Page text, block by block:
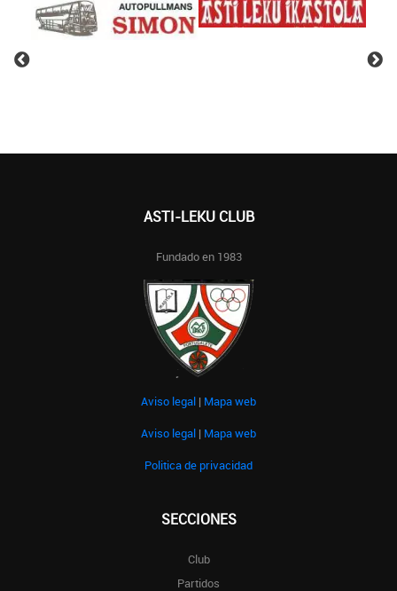
ASTI-LEKU CLUB
Fundado en 1983
Aviso legal | Mapa web
Aviso legal | Mapa web
Politica de privacidad
SECCIONES
Club
Partidos